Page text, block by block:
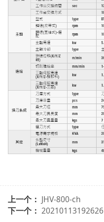
上一个： JHV-800-ch
下一个： 20210113192626